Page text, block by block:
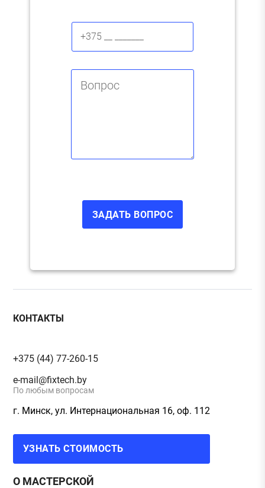
КОНТАКТЫ
+375 (44) 77-260-15
e-mail@fixtech.by
По любым вопросам
г. Минск, ул. Интернациональная 16, оф. 112
УЗНАТЬ СТОИМОСТЬ
О МАСТЕРСКОЙ